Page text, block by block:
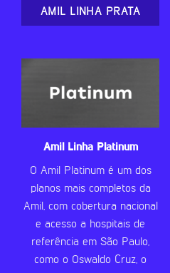
AMIL LINHA PRATA
Amil Linha Platinum
O Amil Platinum é um dos
planos mais completos da
Amil, com cobertura nacional
e acesso a hospitais de
referência em São Paulo,
como o Oswaldo Cruz, o